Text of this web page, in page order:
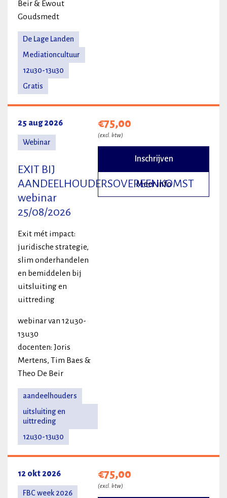
Beir & Ewout
Goudsmedt
De Lage Landen
Mediationcultuur
12u30-13u30
Gratis
25 aug 2026
Webinar
EXIT BIJ
AANDEELHOUDERSOVEREENKOMST
webinar
25/08/2026
Exit mét impact:
juridische strategie,
slim onderhandelen
en bemiddelen bij
uitsluiting en
uittreding
webinar van 12u30-
13u30
docenten: Joris
Mertens, Tim Baes &
Theo De Beir
aandeelhouders
uitsluiting en
uittreding
12u30-13u30
€75,00
(excl. btw)
Inschrijven
Meer info
12 okt 2026
FBC week 2026
€75,00
(excl. btw)